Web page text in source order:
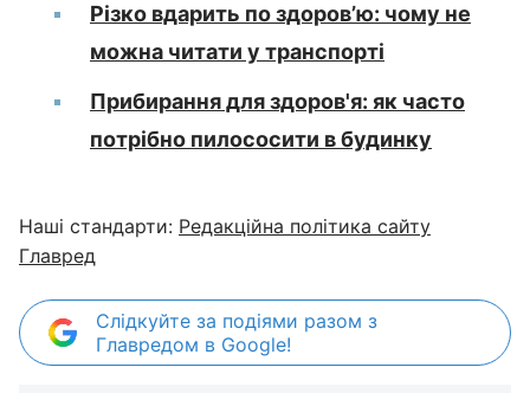
Різко вдарить по здоров’ю: чому не
можна читати у транспорті
Прибирання для здоров'я: як часто
потрібно пилососити в будинку
Наші стандарти: Редакційна політика сайту
Главред
Слідкуйте за подіями разом з
Главредом в Google!